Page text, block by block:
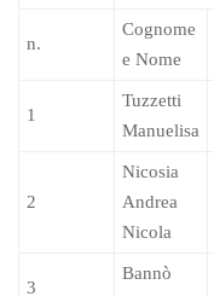
n.
Cognome
e Nome
1
Tuzzetti
Manuelisa
2
Nicosia
Andrea
Nicola
3
Bannò